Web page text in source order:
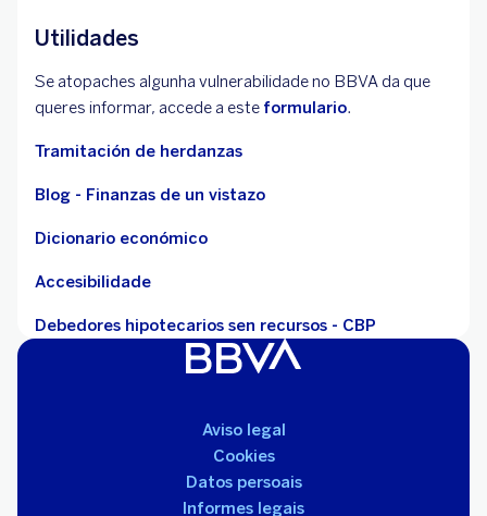
Utilidades
Se atopaches algunha vulnerabilidade no BBVA da que
queres informar, accede a este formulario.
Tramitación de herdanzas
Blog - Finanzas de un vistazo
Dicionario económico
Accesibilidade
Debedores hipotecarios sen recursos - CBP
Aviso legal
Cookies
Datos persoais
Informes legais